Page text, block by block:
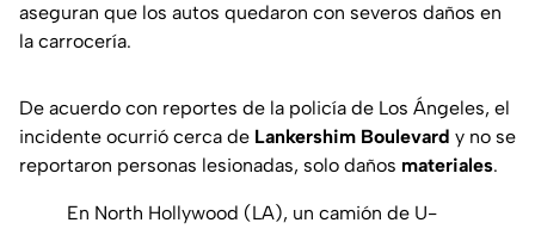
aseguran que los autos quedaron con severos daños en
la carrocería.
De acuerdo con reportes de la policía de Los Ángeles, el
incidente ocurrió cerca de Lankershim Boulevard y no se
reportaron personas lesionadas, solo daños materiales.
En North Hollywood (LA), un camión de U-